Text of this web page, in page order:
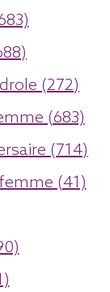
drole (272)
(683)
(714)
(41)